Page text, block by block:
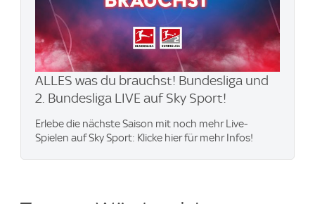
ALLES was du brauchst! Bundesliga und
2. Bundesliga LIVE auf Sky Sport!
Erlebe die nächste Saison mit noch mehr Live-
Spielen auf Sky Sport: Klicke hier für mehr Infos!